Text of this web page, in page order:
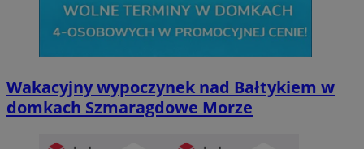
Wakacyjny wypoczynek nad Bałtykiem w
domkach Szmaragdowe Morze